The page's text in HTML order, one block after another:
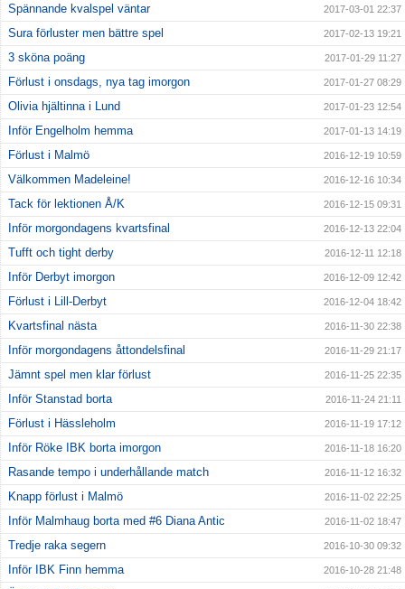
Spännande kvalspel väntar 2017-03-01 22:37
Sura förluster men bättre spel 2017-02-13 19:21
3 sköna poäng 2017-01-29 11:27
Förlust i onsdags, nya tag imorgon 2017-01-27 08:29
Olivia hjältinna i Lund 2017-01-23 12:54
Inför Engelholm hemma 2017-01-13 14:19
Förlust i Malmö 2016-12-19 10:59
Välkommen Madeleine! 2016-12-16 10:34
Tack för lektionen Å/K 2016-12-15 09:31
Inför morgondagens kvartsfinal 2016-12-13 22:04
Tufft och tight derby 2016-12-11 12:18
Inför Derbyt imorgon 2016-12-09 12:42
Förlust i Lill-Derbyt 2016-12-04 18:42
Kvartsfinal nästa 2016-11-30 22:38
Inför morgondagens åttondelsfinal 2016-11-29 21:17
Jämnt spel men klar förlust 2016-11-25 22:35
Inför Stanstad borta 2016-11-24 21:11
Förlust i Hässleholm 2016-11-19 17:12
Inför Röke IBK borta imorgon 2016-11-18 16:20
Rasande tempo i underhållande match 2016-11-12 16:32
Knapp förlust i Malmö 2016-11-02 22:25
Inför Malmhaug borta med #6 Diana Antic 2016-11-02 18:47
Tredje raka segern 2016-10-30 09:32
Inför IBK Finn hemma 2016-10-28 21:48